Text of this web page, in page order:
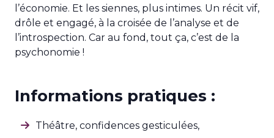
l’économie. Et les siennes, plus intimes. Un récit vif,
drôle et engagé, à la croisée de l’analyse et de
l’introspection. Car au fond, tout ça, c’est de la
psychonomie !
Informations pratiques :
Théâtre, confidences gesticulées,